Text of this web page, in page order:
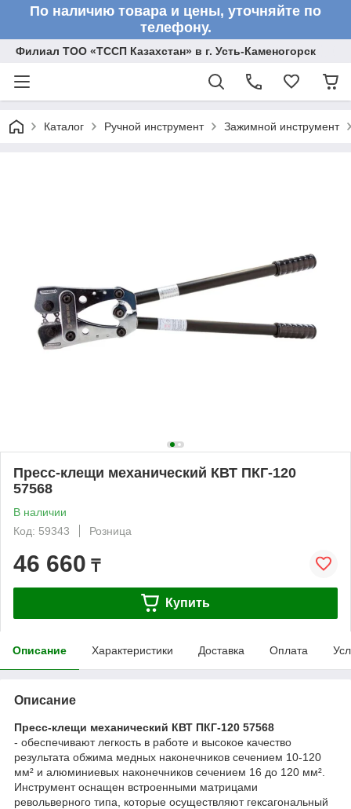
По наличию товара и цены, уточняйте по
телефону.
Филиал ТОО «ТССП Казахстан» в г. Усть-Каменогорск
Каталог Ручной инструмент Зажимной инструмент
Пресс-клещи механический КВТ ПКГ-120
57568
В наличии
Код: 59343
Розница
46 660 ₸
Купить
Описание Характеристики Доставка Оплата
Описание
Пресс-клещи механический КВТ ПКГ-120 57568
- обеспечивают легкость в работе и высокое качество
результата обжима медных наконечников сечением 10-120
мм² и алюминиевых наконечников сечением 16 до 120 мм².
Инструмент оснащен встроенными матрицами
револьверного типа, которые осуществляют гексагональный